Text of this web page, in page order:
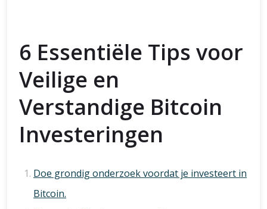
6 Essentiële Tips voor
Veilige en
Verstandige Bitcoin
Investeringen
Doe grondig onderzoek voordat je investeert in
Bitcoin.